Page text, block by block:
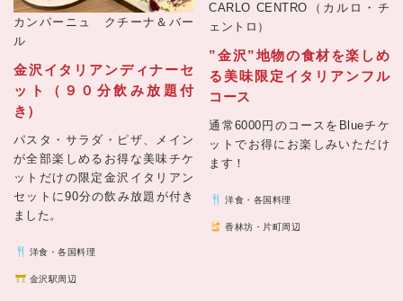
カンパーニュ クチーナ＆バー
ル
金沢イタリアンディナーセ
ット（９０分飲み放題付
き）
パスタ・サラダ・ピザ、メイン
が全部楽しめるお得な美味チケ
ットだけの限定金沢イタリアン
セットに90分の飲み放題が付き
ました。
洋食・各国料理
金沢駅周辺
CARLO CENTRO（カルロ・チ
ェントロ）
”金沢”地物の食材を楽しめ
る美味限定イタリアンフル
コース
通常6000円のコースをBlueチケ
ットでお得にお楽しみいただけ
ます！
洋食・各国料理
香林坊・片町周辺